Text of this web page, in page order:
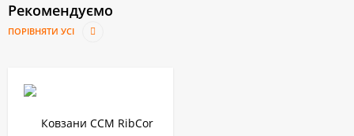
Рекомендуємо
ПОРІВНЯТИ УСІ